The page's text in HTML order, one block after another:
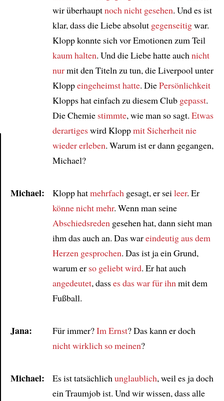
wir überhauptnoch nicht gesehen. Und es ist
klar, dass die Liebe absolut gegenseitigwar.
Klopp konnte sich vor Emotionen zum Teil
kaum halten. Und die Liebe hatte auch nicht
nurmit den Titeln zu tun, die Liverpool unter
Kloppeingeheimst hatte. DiePersönlichkeit
Klopps hat einfach zu diesem Club gepasst.
Die Chemie stimmte, wie man so sagt. Etwas
derartigeswird Kloppmit Sicherheitnie
wieder erleben. Warum ist er dann gegangen,
Michael?
Michael: Klopp hatmehrfach gesagt, er sei leer. Er
könne nicht mehr. Wenn man seine
Abschiedsreden gesehen hat, dann sieht man
ihm das auch an. Das wareindeutigaus dem
Herzen gesprochen. Das ist ja ein Grund,
warum er so geliebt wird. Er hat auch
angedeutet, dasses das war für ihn mit dem
Fußball.
Jana: Für immer?Im Ernst? Das kann er doch
nicht wirklich so meinen?
Michael: Es ist tatsächlich unglaublich, weil es ja doch
ein Traumjob ist. Und wir wissen, dass alle